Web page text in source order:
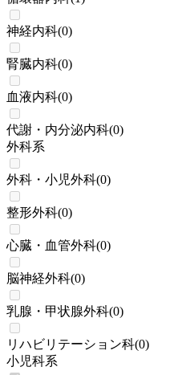
神経内科(0)
腎臓内科(0)
血液内科(0)
代謝・内分泌内科(0)
外科系
外科・小児外科(0)
整形外科(0)
心臓・血管外科(0)
脳神経外科(0)
乳腺・甲状腺外科(0)
リハビリテーション科(0)
小児科系